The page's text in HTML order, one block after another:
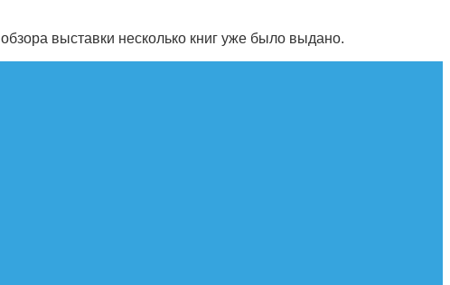
выставки несколько книг уже было выдано.